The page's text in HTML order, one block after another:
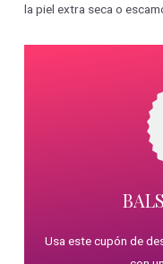
la piel extra seca o
Usa este cupón de